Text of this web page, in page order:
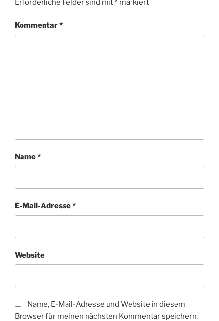
Erforderliche Felder sind mit* markiert
Kommentar*
Name*
E-Mail-Adresse*
Website
Name, E-Mail-Adresse und Website in diesem
Browser für meinen nächsten Kommentar speichern.